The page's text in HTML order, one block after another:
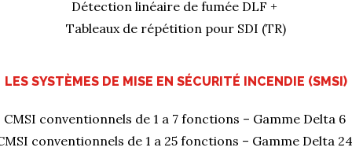
Détection linéaire de fumée DLF +
Tableaux de répétition pour SDI (TR)
LES SYSTÈMES DE MISE EN SÉCURITÉ INCENDIE (SMSI)
CMSI conventionnels de 1 a 7 fonctions – Gamme Delta 6
conventionnels de 1 a 25 fonctions – Gamme Delta 24